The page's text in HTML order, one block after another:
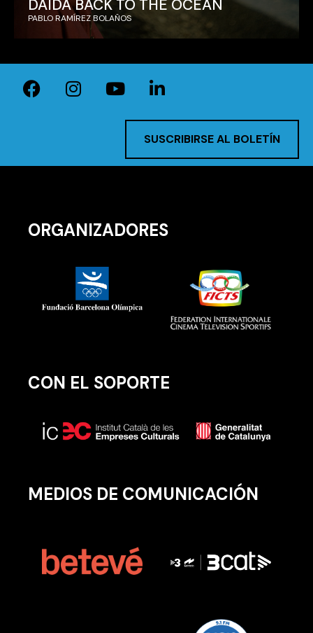
DAIDA BACK TO THE OCEAN
PABLO RAMÍREZ BOLAÑOS
SUSCRIBIRSE AL BOLETÍN
ORGANIZADORES
CON EL SOPORTE
MEDIOS DE COMUNICACIÓN